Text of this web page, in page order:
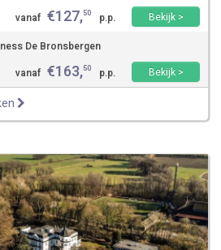
vanaf €127,50 p.p.
Bekijk >
De Bronsbergen
vanaf €163,50 p.p. Bekijk >